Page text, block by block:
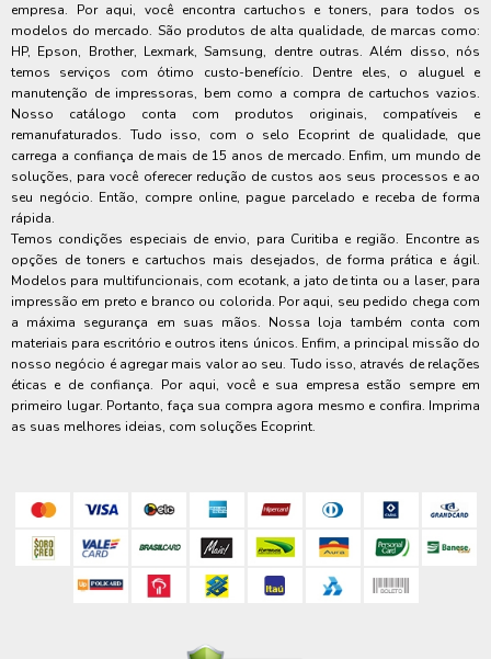
empresa. Por aqui, você encontra cartuchos e toners, para todos os
modelos do mercado. São produtos de alta qualidade, de marcas como:
HP, Epson, Brother, Lexmark, Samsung, dentre outras. Além disso, nós
temos serviços com ótimo custo-benefício. Dentre eles, o aluguel e
manutenção de impressoras, bem como a compra de cartuchos vazios.
Nosso catálogo conta com produtos originais, compatíveis e
remanufaturados. Tudo isso, com o selo Ecoprint de qualidade, que
carrega a confiança de mais de 15 anos de mercado. Enfim, um mundo de
soluções, para você oferecer redução de custos aos seus processos e ao
seu negócio. Então, compre online, pague parcelado e receba de forma
rápida.
Temos condições especiais de envio, para Curitiba e região. Encontre as
opções de toners e cartuchos mais desejados, de forma prática e ágil.
Modelos para multifuncionais, com ecotank, a jato de tinta ou a laser, para
impressão em preto e branco ou colorida. Por aqui, seu pedido chega com
a máxima segurança em suas mãos. Nossa loja também conta com
materiais para escritório e outros itens únicos. Enfim, a principal missão do
nosso negócio é agregar mais valor ao seu. Tudo isso, através de relações
éticas e de confiança. Por aqui, você e sua empresa estão sempre em
primeiro lugar. Portanto, faça sua compra agora mesmo e confira. Imprima
as suas melhores ideias, com soluções Ecoprint.